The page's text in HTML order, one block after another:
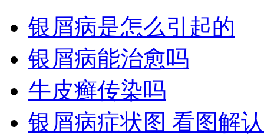
银屑病是怎么引起的
银屑病能治愈吗
牛皮癣传染吗
银屑病症状图 看图解